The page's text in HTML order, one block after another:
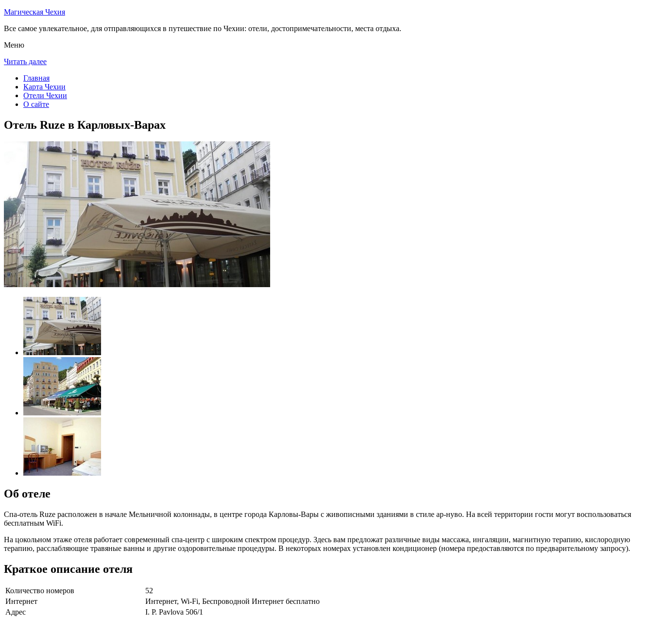
Магическая Чехия
Все самое увлекательное, для отправляющихся в путешествие по Чехии: отели, достопримечательности, места отдыха.
Меню
Читать далее
Главная
Карта Чехии
Отели Чехии
О сайте
Отель Ruze в Карловых-Варах
Об отеле
Спа-отель Ruze расположен в начале Мельничной колоннады, в центре города Карловы-Вары с живописными зданиями в стиле ар-нуво. На всей территории гости могут воспользоваться
бесплатным WiFi.
На цокольном этаже отеля работает современный спа-центр с широким спектром процедур. Здесь вам предложат различные виды массажа, ингаляции, магнитную терапию, кислородную
терапию, расслабляющие травяные ванны и другие оздоровительные процедуры. В некоторых номерах установлен кондиционер (номера предоставляются по предварительному запросу).
Краткое описание отеля
Количество номеров
52
Интернет
Интернет, Wi-Fi, Беспроводной Интернет бесплатно
Адрес
I. P. Pavlova 506/1